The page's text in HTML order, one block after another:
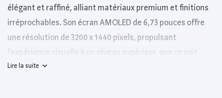
élégant et raffiné, alliant matériaux premium et finitions
irréprochables. Son écran AMOLED de 6,73 pouces offre
une résolution de 3200 x 1440 pixels, propulsant
l’expérience visuelle à un niveau supérieur, que ce soit
pour le visionnage de vidéos ou le jeu intensif. Grâce à une
Lire la suite